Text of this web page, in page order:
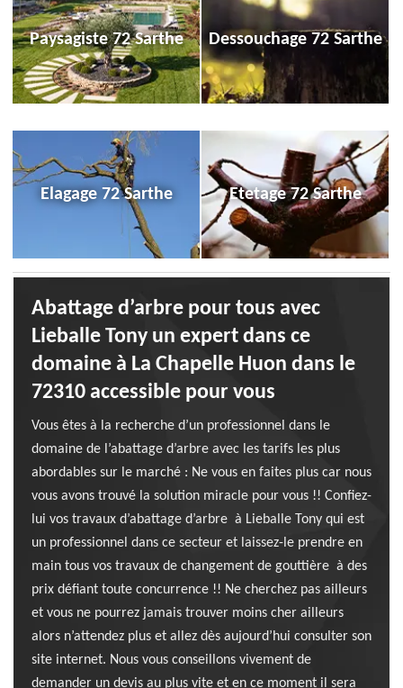
Paysagiste 72 Sarthe Dessouchage 72 Sarthe
Elagage 72 Sarthe Etetage 72 Sarthe
Abattage d’arbre pour tous avec
Lieballe Tony un expert dans ce
domaine à La Chapelle Huon dans le
72310 accessible pour vous
Vous êtes à la recherche d’un professionnel dans le
domaine de l’abattage d’arbre avec les tarifs les plus
abordables sur le marché : Ne vous en faites plus car nous
vous avons trouvé la solution miracle pour vous !! Confiez-
lui vos travaux d’abattage d’arbre à Lieballe Tony qui est
un professionnel dans ce secteur et laissez-le prendre en
main tous vos travaux de changement de gouttière à des
prix défiant toute concurrence !! Ne cherchez pas ailleurs
et vous ne pourrez jamais trouver moins cher ailleurs
alors n’attendez plus et allez dès aujourd’hui consulter son
site internet. Nous vous conseillons vivement de
demander un devis au plus vite et en ce moment il sera